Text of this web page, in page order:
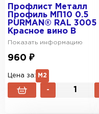
Профлист Металл
Профиль МП10 0.5
PURMAN® RAL 3005
Красное вино B
Показать информацию
960 ₽
Цена за: М2
-